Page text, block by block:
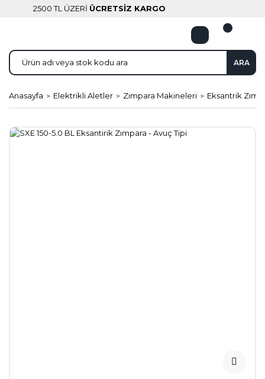
2500 TL ÜZERİ ÜCRETSİZ KARGO
ARA
Anasayfa Elektrikli Aletler Zımpara Makineleri Eksantrik